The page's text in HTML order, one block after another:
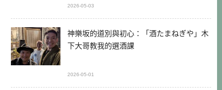
2026-05-03
神樂坂的道別與初心：「酒たまねぎや」木
下大哥教我的選酒課
2026-05-01